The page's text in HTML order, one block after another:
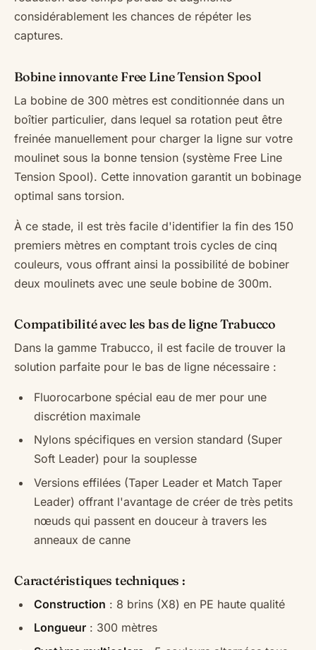
considérablement les chances de répéter les
captures.
Bobine innovante Free Line Tension Spool
La bobine de 300 mètres est conditionnée dans un
boîtier particulier, dans lequel sa rotation peut être
freinée manuellement pour charger la ligne sur votre
moulinet sous la bonne tension (système Free Line
Tension Spool). Cette innovation garantit un bobinage
optimal sans torsion.
À ce stade, il est très facile d'identifier la fin des 150
premiers mètres en comptant trois cycles de cinq
couleurs, vous offrant ainsi la possibilité de bobiner
deux moulinets avec une seule bobine de 300m.
Compatibilité avec les bas de ligne Trabucco
Dans la gamme Trabucco, il est facile de trouver la
solution parfaite pour le bas de ligne nécessaire :
Fluorocarbone spécial eau de mer pour une
discrétion maximale
Nylons spécifiques en version standard (Super
Soft Leader) pour la souplesse
Versions effilées (Taper Leader et Match Taper
Leader) offrant l'avantage de créer de très petits
nœuds qui passent en douceur à travers les
anneaux de canne
Caractéristiques techniques :
Construction : 8 brins (X8) en PE haute qualité
Longueur : 300 mètres